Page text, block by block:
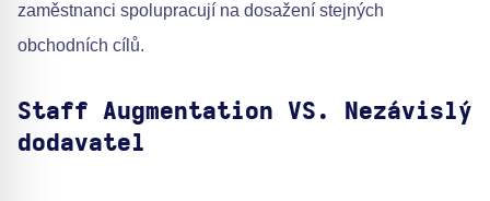
zaměstnanci spolupracují na dosažení stejných
obchodních cílů.
Staff Augmentation VS. Nezávislý
dodavatel